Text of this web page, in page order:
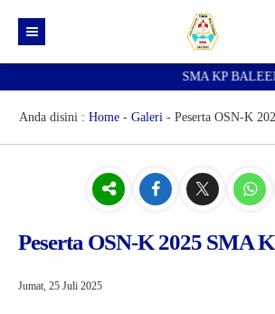
Berita
Data Guru
SNBP
SMA KP
Anda disini : Home- Galeri- Peserta OSN-K
Peserta OSN-K 2025 SMA
Jumat, 25 Juli 2025